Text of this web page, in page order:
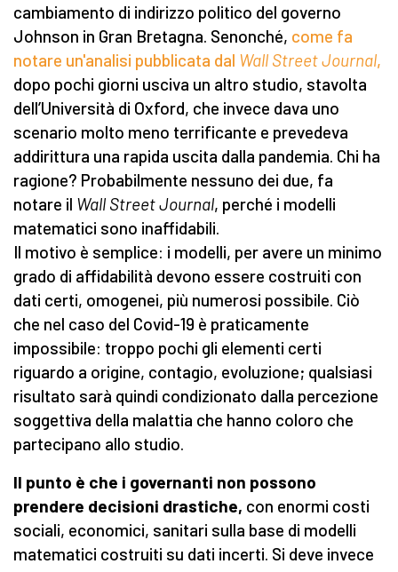
cambiamento di indirizzo politico del governo
Johnson in Gran Bretagna. Senonché, come fa
notare un'analisi pubblicata dal Wall Street Journal,
dopo pochi giorni usciva un altro studio, stavolta
dell’Università di Oxford, che invece dava uno
scenario molto meno terrificante e prevedeva
addirittura una rapida uscita dalla pandemia. Chi ha
ragione? Probabilmente nessuno dei due, fa
notare il Wall Street Journal, perché i modelli
matematici sono inaffidabili.
Il motivo è semplice: i modelli, per avere un minimo
grado di affidabilità devono essere costruiti con
dati certi, omogenei, più numerosi possibile. Ciò
che nel caso del Covid-19 è praticamente
impossibile: troppo pochi gli elementi certi
riguardo a origine, contagio, evoluzione; qualsiasi
risultato sarà quindi condizionato dalla percezione
soggettiva della malattia che hanno coloro che
partecipano allo studio.
Il punto è che i governanti non possono
prendere decisioni drastiche, con enormi costi
sociali, economici, sanitari sulla base di modelli
matematici costruiti su dati incerti. Si deve invece